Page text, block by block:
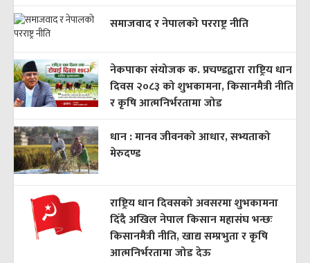
समाजवाद र नेपालको परराष्ट्र नीति
नेकपाका संयोजक क. प्रचण्डद्वारा राष्ट्रिय धान
दिवस २०८३ को शुभकामना, किसानमैत्री नीति
र कृषि आत्मनिर्भरतामा जोड
धान : मानव जीवनको आधार, सभ्यताको
मेरुदण्ड
राष्ट्रिय धान दिवसको अवसरमा शुभकामना
दिँदै अखिल नेपाल किसान महासंघ भन्छः
किसानमैत्री नीति, खाद्य सम्प्रभुता र कृषि
आत्मनिर्भरतामा जोड देऊ